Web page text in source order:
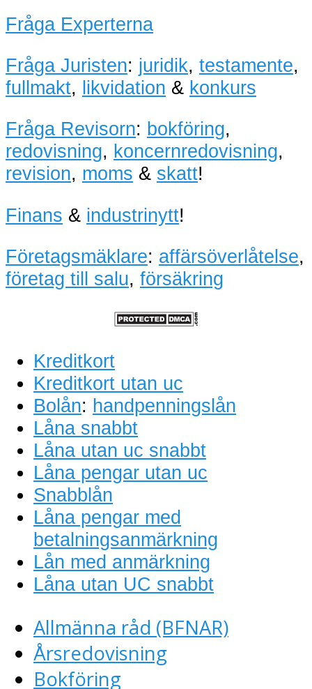
Fråga Experterna
Fråga Juristen: juridik, testamente,
fullmakt, likvidation & konkurs
Fråga Revisorn: bokföring,
redovisning, koncernredovisning,
revision, moms & skatt!
Finans & industrinytt!
Företagsmäklare: affärsöverlåtelse,
företag till salu, försäkring
Kreditkort
Kreditkort utan uc
Bolån: handpenningslån
Låna snabbt
Låna utan uc snabbt
Låna pengar utan uc
Snabblån
Låna pengar med
betalningsanmärkning
Lån med anmärkning
Låna utan UC snabbt
Allmänna råd (BFNAR)
Årsredovisning
Bokföring